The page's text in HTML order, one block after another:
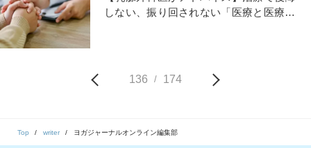
しない、振り回されない「医療と医療情
136 / 174
Top writer ヨガジャーナルオンライン編集部